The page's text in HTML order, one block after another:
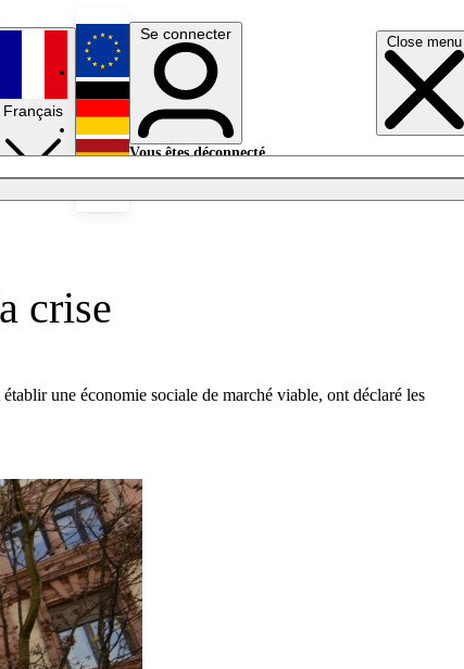
Close menu
Français
English
Deutsch
Se connecter
Vous êtes déconnecté.
crise
une économie sociale de marché viable, ont déclaré les